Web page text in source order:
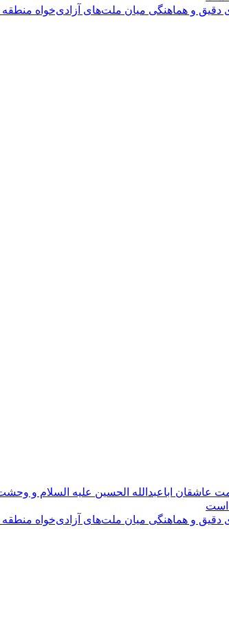
دقیق و هماهنگی میان ملت‌های آزادی‌خواه
اباعبدالله الحسین علیه السلام و
است
دقیق و هماهنگی میان ملت‌های آزادی‌خواه